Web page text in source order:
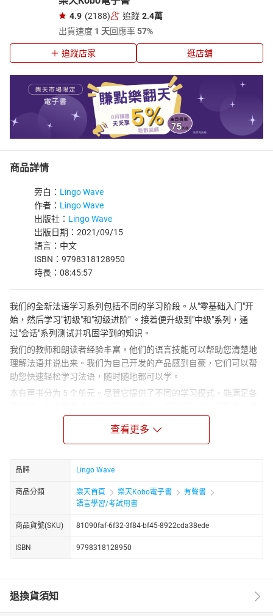
4.9 (2188) 追蹤 2.4萬
出貨速度 1 天回應率57%
追蹤店家 逛店舖
商品詳情
旁白： Lingo Wave
作者： Lingo Wave
出版社： Lingo Wave
出版日期：2021/09/15
語言：中文
ISBN：9798318128950
時長：08:45:57
我们的全新法语学习系列包括不同的学习阶段。从"零基础入门"开
始，然后学习"初级"和"初级进阶" 。接着便升级到"中级"系列，通
过"会话"系列测试并巩固学到的知识。
我们的教师和朗读者经验丰富，他们的语言技能可以帮助您清楚地
理解法语并说出来。我们为自己开发的产品感到自豪，它们可以帮
助您快速轻松学习法语，随时随地都可以学。
本有声书分为 5 个单元。尽管它提供了不同的学习模式，能满足各
听部分可以让您了解本书的教学模式。
在第 1 单元，您将听到朗读者将法语分解成一个个音节，清晰缓慢
来便可以随时理解要说的句子是什么意思。
第 2 单元专门加深听力技能，可以提高您与母语人士对话交流的能
力。本章要求仔细倾听法语的细微特点。
到第 3 单元，您会发现自己在说和理解方面的能力都有了进步。听
到译文后，您会听到朗读者以正常语速重复这个句子两次。在学习
运用正常语速的法语的过程中，第 3、4 单元会帮助您熟记新的词汇
和完整句子。
建议您根据需要，重听第 1、2、3 或 4 单元的听、说或熟记部分。
我们开发的有声书，无需电子书便可以学习。这为您提供随时都能
查看更多
品牌 Lingo Wave
商品分類 樂天首頁 樂天Kobo電子書
有聲書
語言學習/考試用書
商品貨號(SKU) 81090faf-6f32-3f84-bf45-8922cda38ede
ISBN 9798318128950
退換貨須知